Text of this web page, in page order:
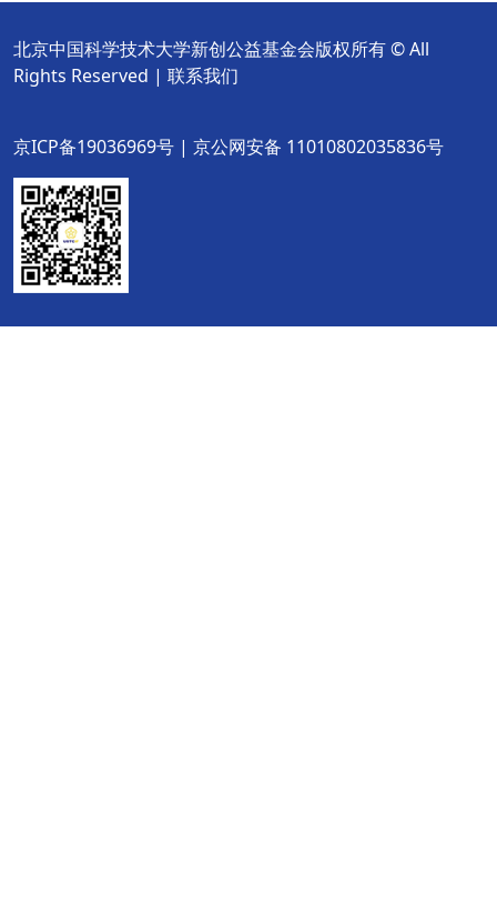
北京中国科学技术大学新创公益基金会版权所有 © All
Rights Reserved | 联系我们
京ICP备19036969号 | 京公网安备 11010802035836号